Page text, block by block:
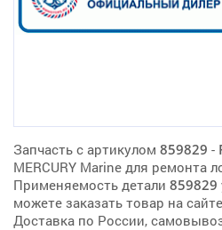
Запчасть с артикулом 859829 -
MERCURY Marine для ремонта
Применяемость детали 859829
можете заказать товар на
Доставка по России,